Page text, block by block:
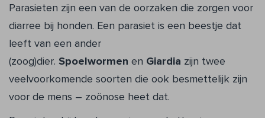
Parasieten zijn een van de oorzaken die zorgen voor
diarree bij honden. Een parasiet is een beestje dat
leeft van een ander
(zoog)dier. Spoelwormen en Giardia zijn twee
veelvoorkomende soorten die ook besmettelijk zijn
voor de mens – zoönose heet dat.